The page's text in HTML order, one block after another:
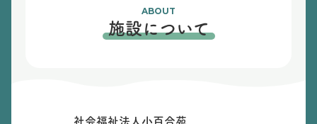
ABOUT
施設について
社会福祉法人小百合苑